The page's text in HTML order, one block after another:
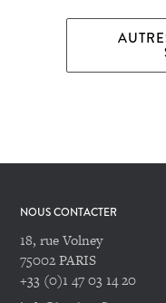
NOUS CONTACTER
18, rue Volney
75002 PARIS
+33 (0)1 47 03 14 20